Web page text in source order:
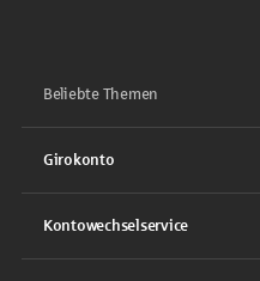
Beliebte Themen
Girokonto
Kontowechselservice